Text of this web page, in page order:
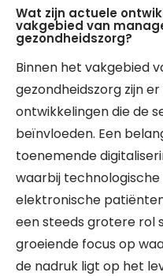
Wat zijn actuele
vakgebied van
gezondheidszorg?
Binnen het vakgebied
gezondheidszorg zijn
ontwikkelingen die de
beïnvloeden. Een
toenemende
waarbij
elektronische
een steeds grotere rol
groeiende focus op
de nadruk ligt op het